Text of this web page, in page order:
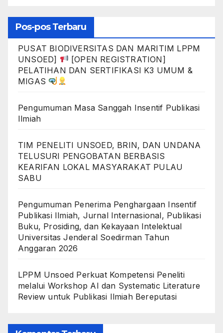
Pos-pos Terbaru
PUSAT BIODIVERSITAS DAN MARITIM LPPM
UNSOED]
[OPEN REGISTRATION]
PELATIHAN DAN SERTIFIKASI K3 UMUM &
MIGAS
Pengumuman Masa Sanggah Insentif Publikasi
Ilmiah
TIM PENELITI UNSOED, BRIN, DAN UNDANA
TELUSURI PENGOBATAN BERBASIS
KEARIFAN LOKAL MASYARAKAT PULAU
SABU
Pengumuman Penerima Penghargaan Insentif
Publikasi Ilmiah, Jurnal Internasional, Publikasi
Buku, Prosiding, dan Kekayaan Intelektual
Universitas Jenderal Soedirman Tahun
Anggaran 2026
LPPM Unsoed Perkuat Kompetensi Peneliti
melalui Workshop AI dan Systematic Literature
Review untuk Publikasi Ilmiah Bereputasi